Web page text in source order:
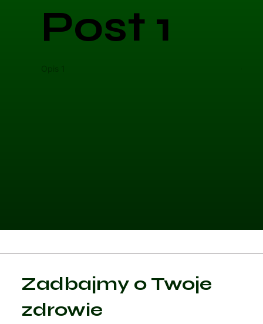
Post 1
Opis 1
Zadbajmy o Twoje
zdrowie